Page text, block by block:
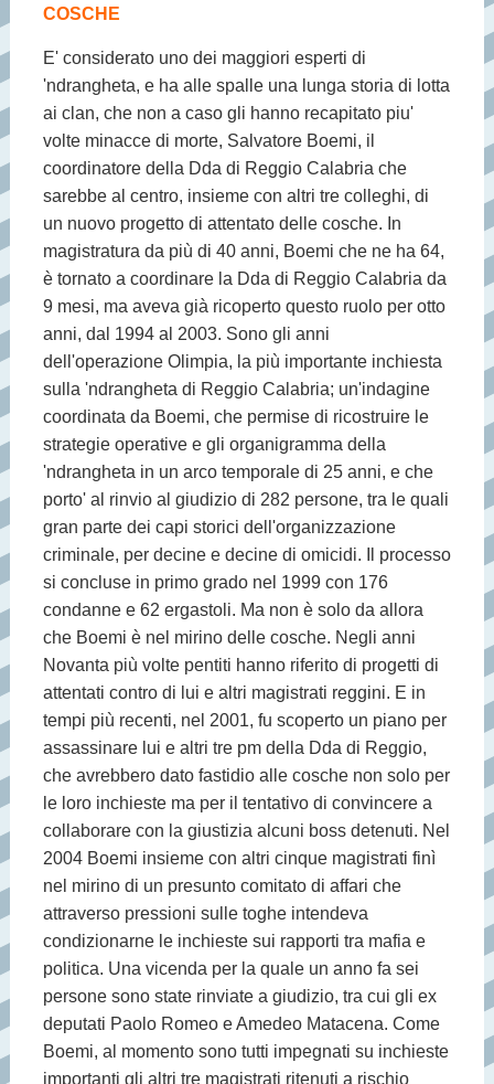
COSCHE
E' considerato uno dei maggiori esperti di
'ndrangheta, e ha alle spalle una lunga storia di lotta
ai clan, che non a caso gli hanno recapitato piu'
volte minacce di morte, Salvatore Boemi, il
coordinatore della Dda di Reggio Calabria che
sarebbe al centro, insieme con altri tre colleghi, di
un nuovo progetto di attentato delle cosche. In
magistratura da più di 40 anni, Boemi che ne ha 64,
è tornato a coordinare la Dda di Reggio Calabria da
9 mesi, ma aveva già ricoperto questo ruolo per otto
anni, dal 1994 al 2003. Sono gli anni
dell'operazione Olimpia, la più importante inchiesta
sulla 'ndrangheta di Reggio Calabria; un'indagine
coordinata da Boemi, che permise di ricostruire le
strategie operative e gli organigramma della
'ndrangheta in un arco temporale di 25 anni, e che
porto' al rinvio al giudizio di 282 persone, tra le quali
gran parte dei capi storici dell'organizzazione
criminale, per decine e decine di omicidi. Il processo
si concluse in primo grado nel 1999 con 176
condanne e 62 ergastoli. Ma non è solo da allora
che Boemi è nel mirino delle cosche. Negli anni
Novanta più volte pentiti hanno riferito di progetti di
attentati contro di lui e altri magistrati reggini. E in
tempi più recenti, nel 2001, fu scoperto un piano per
assassinare lui e altri tre pm della Dda di Reggio,
che avrebbero dato fastidio alle cosche non solo per
le loro inchieste ma per il tentativo di convincere a
collaborare con la giustizia alcuni boss detenuti. Nel
2004 Boemi insieme con altri cinque magistrati finì
nel mirino di un presunto comitato di affari che
attraverso pressioni sulle toghe intendeva
condizionarne le inchieste sui rapporti tra mafia e
politica. Una vicenda per la quale un anno fa sei
persone sono state rinviate a giudizio, tra cui gli ex
deputati Paolo Romeo e Amedeo Matacena. Come
Boemi, al momento sono tutti impegnati su inchieste
importanti gli altri tre magistrati ritenuti a rischio